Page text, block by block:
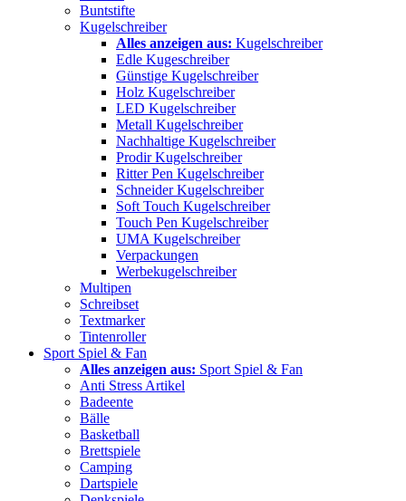
Buntstifte
Kugelschreiber
Alles anzeigen aus: Kugelschreiber
Edle Kugeschreiber
Günstige Kugelschreiber
Holz Kugelschreiber
LED Kugelschreiber
Metall Kugelschreiber
Nachhaltige Kugelschreiber
Prodir Kugelschreiber
Ritter Pen Kugelschreiber
Schneider Kugelschreiber
Soft Touch Kugelschreiber
Touch Pen Kugelschreiber
UMA Kugelschreiber
Verpackungen
Werbekugelschreiber
Multipen
Schreibset
Textmarker
Tintenroller
Sport Spiel & Fan
Alles anzeigen aus: Sport Spiel & Fan
Anti Stress Artikel
Badeente
Bälle
Basketball
Brettspiele
Camping
Dartspiele